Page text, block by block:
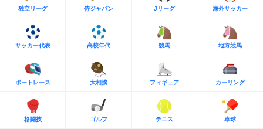
独立リーグ 侍ジャパン Jリーグ 海外サッカー
サッカー代表 高校年代 競馬 地方競馬
ボートレース 大相撲 フィギュア カーリング
格闘技 ゴルフ テニス 卓球